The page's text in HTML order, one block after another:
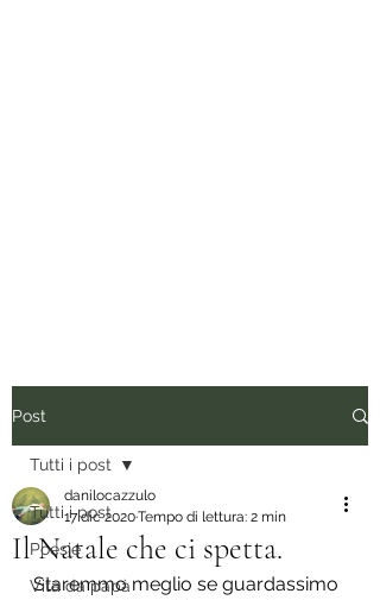
Post
Tutti i post
Poesie
Vita da papà
Tutti i post
Il Natale che ci spetta.
danilocazzulo
17 dic 2020Tempo di lettura: 2 min
Staremmo meglio se guardassimo